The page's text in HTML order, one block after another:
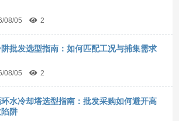
08/05 2
批发选型指南：如何匹配工况与捕集需求
08/05 2
水冷却塔选型指南：批发采购如何避开高
阱